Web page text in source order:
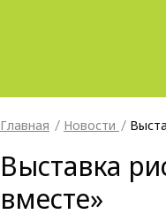
Главная Новости
Выставка
вместе»